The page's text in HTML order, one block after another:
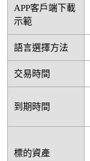
APP客戶端下載
示範
語言選擇方法
交易時間
到期時間
標的資產